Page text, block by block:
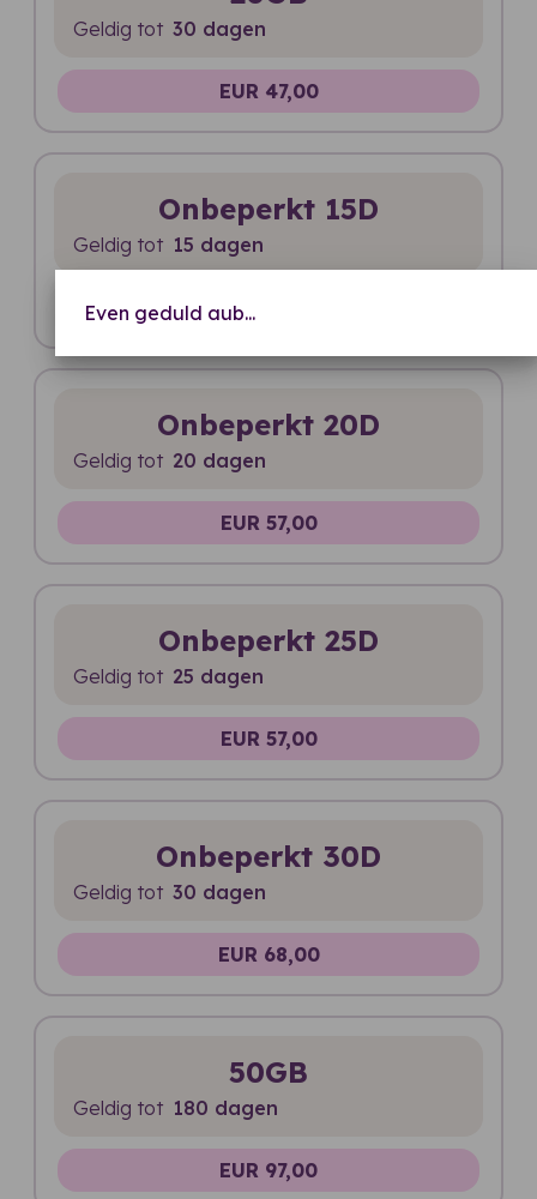
Even geduld aub...
Geldig tot 30 dagen
EUR 47,00
Onbeperkt 15D
Geldig tot 15 dagen
EUR 53,00
Onbeperkt 20D
Geldig tot 20 dagen
EUR 57,00
Onbeperkt 25D
Geldig tot 25 dagen
EUR 57,00
Onbeperkt 30D
Geldig tot 30 dagen
EUR 68,00
50GB
Geldig tot 180 dagen
EUR 97,00